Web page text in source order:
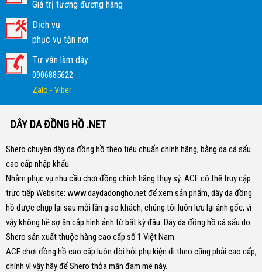
Giá trị tương đương hãng
Dịch vụ
phục vụ tận nơi
Tư vấn làm dây
0906885622
Zalo - Viber
DÂY DA ĐỒNG HỒ .NET
Shero chuyên dây da đồng hồ theo tiêu chuẩn chính hãng, bằng da cá sấu
cao cấp nhập khẩu.
Nhằm phục vụ nhu cầu chơi đồng chính hãng thụy sỹ. ACE có thể truy cập
trực tiếp Website: www.daydadongho.netđể xem sản phẩm, dây da đồng
hồ được chụp lại sau mỗi lần giao khách, chúng tôi luôn lưu lại ảnh gốc, vì
vậy không hề sợ ăn cắp hình ảnh từ bất kỳ đâu. Dây da đồng hồ cá sấu do
Shero sản xuất thuộc hàng cao cấp số 1 Việt Nam.
ACE chơi đồng hồ cao cấp luôn đòi hỏi phụ kiện đi theo cũng phải cao cấp,
chính vì vậy hãy để Shero thỏa mãn đam mê này.